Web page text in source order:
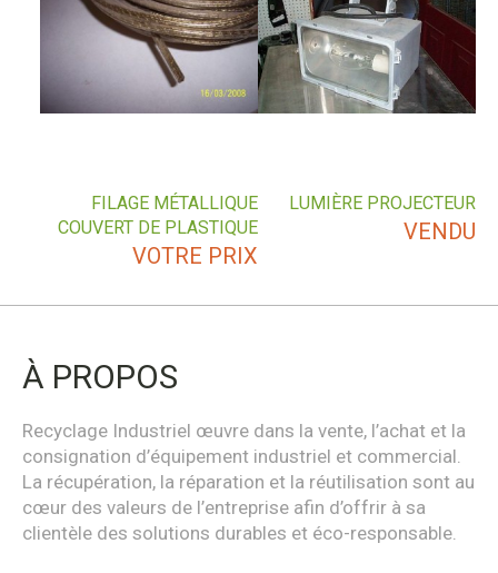
LUMIÈRE PROJECTEUR
VENDU
FILAGE MÉTALLIQUE
COUVERT DE PLASTIQUE
VOTRE PRIX
À PROPOS
Recyclage Industriel œuvre dans la vente, l’achat et la
consignation d’équipement industriel et commercial.
La récupération, la réparation et la réutilisation sont au
cœur des valeurs de l’entreprise afin d’offrir à sa
clientèle des solutions durables et éco-responsable.